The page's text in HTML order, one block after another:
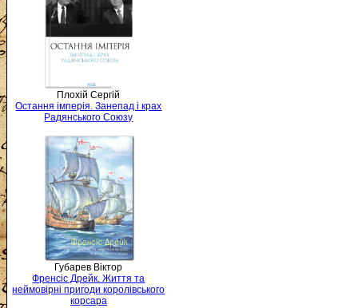
Плохій Сергій
Остання імперія. Занепад і крах
Радянського Союзу
Губарев Віктор
Френсіс Дрейк. Життя та
неймовірні пригоди королівського
корсара